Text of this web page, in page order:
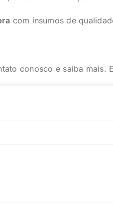
com insumos de
conosco e saiba mais.